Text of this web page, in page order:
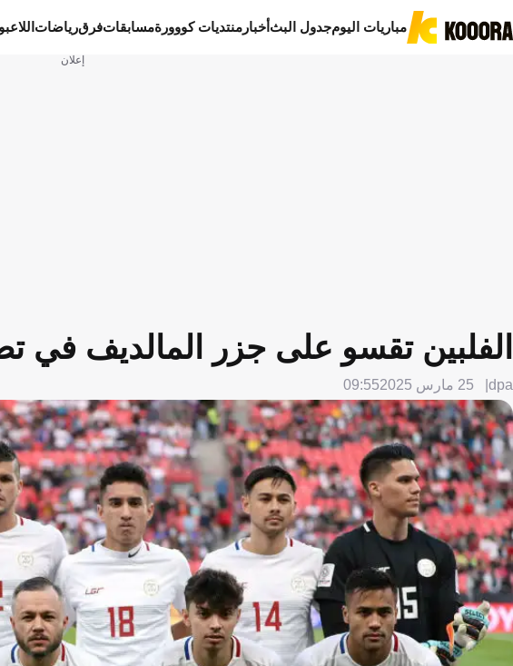
مباريات اليومجدول البثأخبار منتديات كووورةمسابقاتفرقرياضات
إعلان
الفلبين تقسو على جزر المالديف في
dpa 25 مارس 2025 09:55